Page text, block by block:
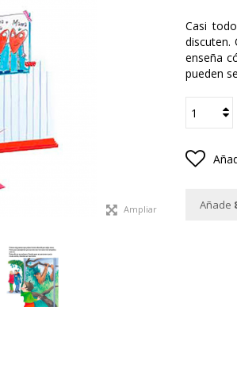
Ampliar
Casi
discuten.
enseña
pueden
Añade